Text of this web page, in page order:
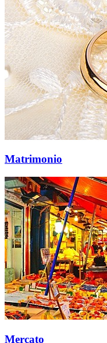
Matrimonio
Mercato